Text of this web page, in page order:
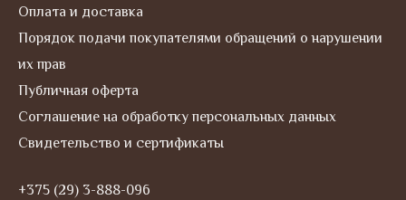
Оплата и доставка
Порядок подачи покупателями обращений о нарушении
их прав
Публичная оферта
Соглашение на обработку персональных данных
Свидетельство и сертификаты
+375 (29) 3-888-096